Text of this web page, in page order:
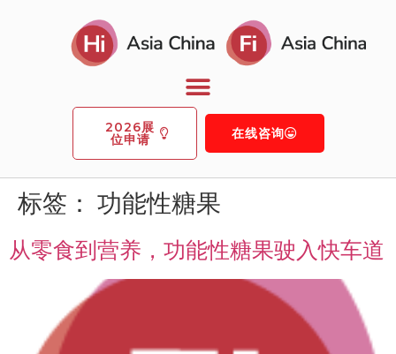
2026展
位申请 在线咨询
标签： 功能性糖果
从零食到营养，功能性糖果驶入快车道